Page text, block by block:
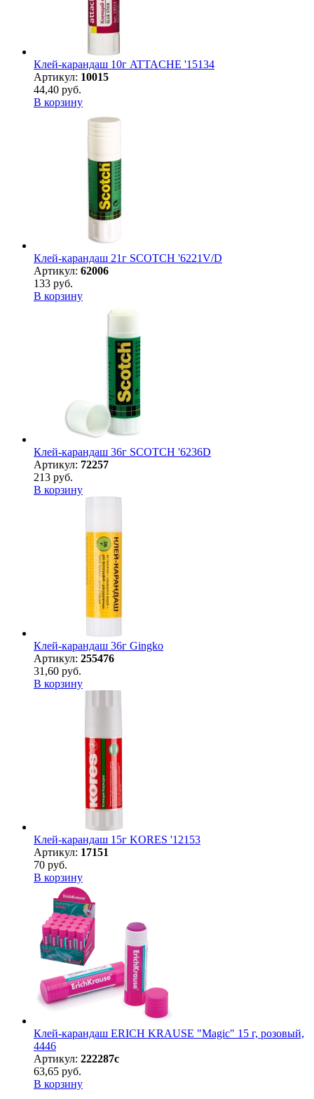
Клей-карандаш 10г ATTACHE '15134
Артикул: 10015
44,40 руб.
В корзину
Клей-карандаш 21г SCOTCH '6221V/D
Артикул: 62006
133 руб.
В корзину
Клей-карандаш 36г SCOTCH '6236D
Артикул: 72257
213 руб.
В корзину
Клей-карандаш 36г Gingko
Артикул: 255476
31,60 руб.
В корзину
Клей-карандаш 15г KORES '12153
Артикул: 17151
70 руб.
В корзину
Клей-карандаш ERICH KRAUSE "Magic" 15 г, розовый,
4446
Артикул: 222287с
63,65 руб.
В корзину